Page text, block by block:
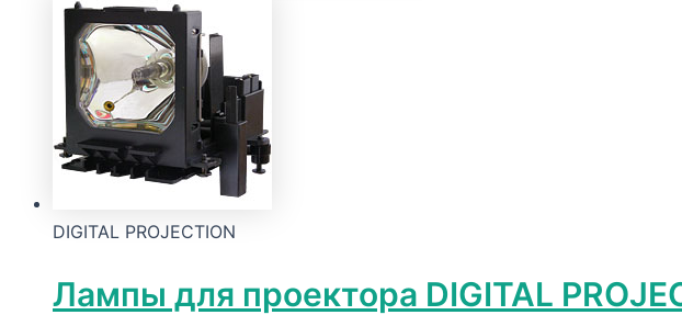
2560 ₽
–
57832 ₽
DIGITAL PROJECTION
Лампы для проектора DIGITAL